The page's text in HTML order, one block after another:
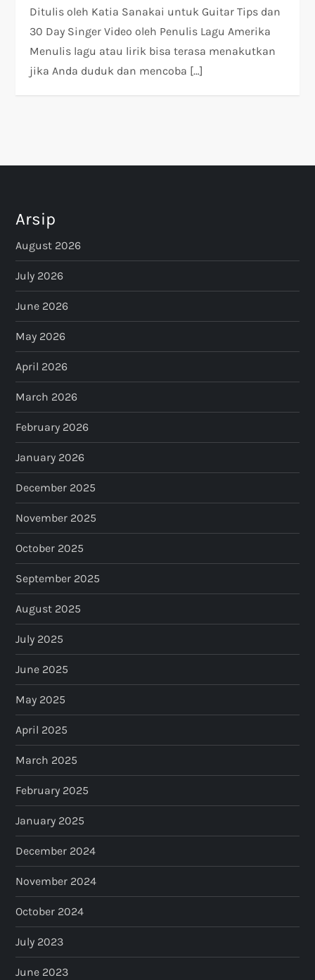
Ditulis oleh Katia Sanakai untuk Guitar Tips dan
30 Day Singer Video oleh Penulis Lagu Amerika
Menulis lagu atau lirik bisa terasa menakutkan
jika Anda duduk dan mencoba […]
Arsip
August 2026
July 2026
June 2026
May 2026
April 2026
March 2026
February 2026
January 2026
December 2025
November 2025
October 2025
September 2025
August 2025
July 2025
June 2025
May 2025
April 2025
March 2025
February 2025
January 2025
December 2024
November 2024
October 2024
July 2023
June 2023